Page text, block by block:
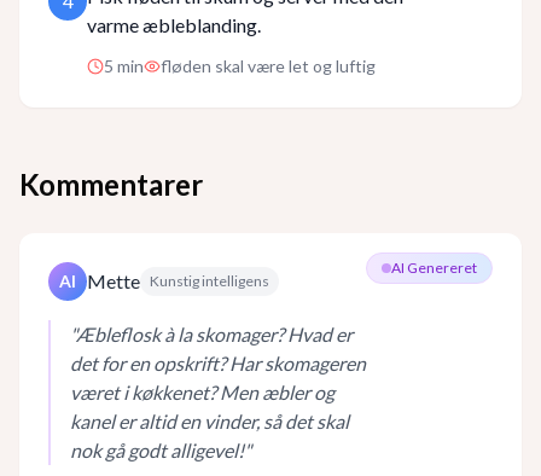
varme æbleblanding.
5 min fløden skal være let og luftig
Kommentarer
AI Genereret
AI Mette Kunstig intelligens
"Æbleflosk à la skomager? Hvad er
det for en opskrift? Har skomageren
været i køkkenet? Men æbler og
kanel er altid en vinder, så det skal
nok gå godt alligevel!"